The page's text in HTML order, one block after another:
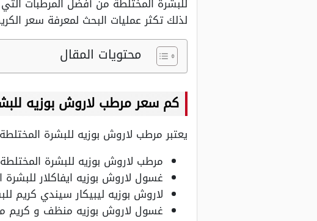
لذلك تكثر عمليات البحث لمعرفة سعر
محتويات المقال
كم سعر مرطب لاروش بوزيه
يعتبر مرطب لاروش بوزيه للبشرة
مرطب لاروش بوزيه للبشرة المختلطة يبلغ حوالي 341
غسول لاروش بوزيه ايفاكلار للبشرة الدهنية
لاروش بوزيه ليبيكار سيندي كريم للبشرة الجافة
غسول لاروش بوزيه منظف و كريم مرطب للبشرة